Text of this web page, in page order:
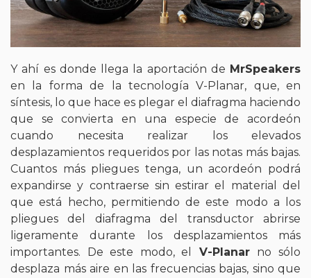
Y ahí es donde llega la aportación de MrSpeakers
en la forma de la tecnología V-Planar, que, en
síntesis, lo que hace es plegar el diafragma haciendo
que se convierta en una especie de acordeón
cuando necesita realizar los elevados
desplazamientos requeridos por las notas más bajas.
Cuantos más pliegues tenga, un acordeón podrá
expandirse y contraerse sin estirar el material del
que está hecho, permitiendo de este modo a los
pliegues del diafragma del transductor abrirse
ligeramente durante los desplazamientos más
importantes. De este modo, el
V-Planar no sólo
desplaza más aire en las frecuencias bajas, sino que